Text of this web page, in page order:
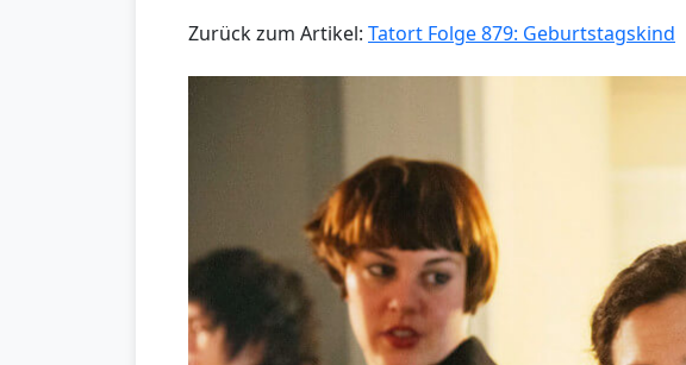
Zurück zum Artikel: Tatort Folge 879: Geburtstagskind